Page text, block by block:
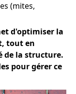
(mites,
d'optimiser la
tout en
de la structure.
pour gérer ce